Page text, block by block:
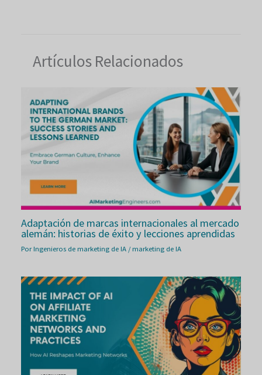
Artículos Relacionados
Adaptación de marcas internacionales al mercado
alemán: historias de éxito y lecciones aprendidas
PorIngenieros de marketing de IA /marketing de IA